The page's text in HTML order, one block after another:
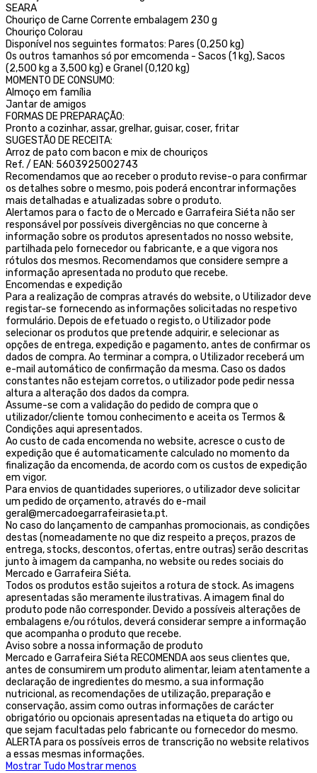
SEARA
Chouriço de Carne Corrente embalagem 230 g
Chouriço Colorau
Disponível nos seguintes formatos: Pares (0,250 kg)
Os outros tamanhos só por emcomenda - Sacos (1 kg), Sacos
(2,500 kg a 3,500 kg) e Granel (0,120 kg)
MOMENTO DE CONSUMO:
Almoço em família
Jantar de amigos
FORMAS DE PREPARAÇÃO:
Pronto a cozinhar, assar, grelhar, guisar, coser, fritar
SUGESTÃO DE RECEITA:
Arroz de pato com bacon e mix de chouriços
Ref. / EAN: 5603925002743
Recomendamos que ao receber o produto revise-o para confirmar
os detalhes sobre o mesmo, pois poderá encontrar informações
mais detalhadas e atualizadas sobre o produto.
Alertamos para o facto de o Mercado e Garrafeira Siéta não ser
responsável por possíveis divergências no que concerne à
informação sobre os produtos apresentados no nosso website,
partilhada pelo fornecedor ou fabricante, e a que vigora nos
rótulos dos mesmos. Recomendamos que considere sempre a
informação apresentada no produto que recebe.
Encomendas e expedição
Para a realização de compras através do website, o Utilizador deve
registar-se fornecendo as informações solicitadas no respetivo
formulário. Depois de efetuado o registo, o Utilizador pode
selecionar os produtos que pretende adquirir, e selecionar as
opções de entrega, expedição e pagamento, antes de confirmar os
dados de compra. Ao terminar a compra, o Utilizador receberá um
e-mail automático de confirmação da mesma. Caso os dados
constantes não estejam corretos, o utilizador pode pedir nessa
altura a alteração dos dados da compra.
Assume-se com a validação do pedido de compra que o
utilizador/cliente tomou conhecimento e aceita os Termos &
Condições aqui apresentados.
Ao custo de cada encomenda no website, acresce o custo de
expedição que é automaticamente calculado no momento da
finalização da encomenda, de acordo com os custos de expedição
em vigor.
Para envios de quantidades superiores, o utilizador deve solicitar
um pedido de orçamento, através do e-mail
geral@mercadoegarrafeirasieta.pt.
No caso do lançamento de campanhas promocionais, as condições
destas (nomeadamente no que diz respeito a preços, prazos de
entrega, stocks, descontos, ofertas, entre outras) serão descritas
junto à imagem da campanha, no website ou redes sociais do
Mercado e Garrafeira Siéta.
Todos os produtos estão sujeitos a rotura de stock. As imagens
apresentadas são meramente ilustrativas. A imagem final do
produto pode não corresponder. Devido a possíveis alterações de
embalagens e/ou rótulos, deverá considerar sempre a informação
que acompanha o produto que recebe.
Aviso sobre a nossa informação de produto
Mercado e Garrafeira Siéta RECOMENDA aos seus clientes que,
antes de consumirem um produto alimentar, leiam atentamente a
declaração de ingredientes do mesmo, a sua informação
nutricional, as recomendações de utilização, preparação e
conservação, assim como outras informações de carácter
obrigatório ou opcionais apresentadas na etiqueta do artigo ou
que sejam facultadas pelo fabricante ou fornecedor do mesmo.
ALERTA para os possíveis erros de transcrição no website relativos
a essas mesmas informações.
Mostrar Tudo Mostrar menos